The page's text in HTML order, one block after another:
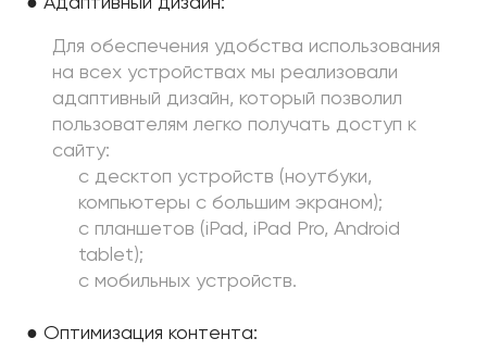
Для обеспечения удобства использования
на всех устройствах мы реализовали
адаптивный дизайн, который позволил
пользователям легко получать доступ к
сайту:
с десктоп устройств (ноутбуки,
компьютеры с большим экраном);
с планшетов (iPad, iPad Pro, Android
tablet);
с мобильных устройств.
● Оптимизация контента: